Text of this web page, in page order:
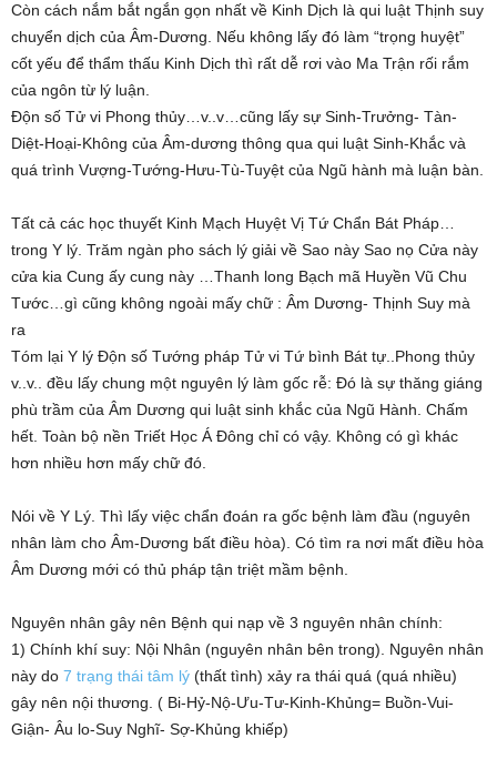
Còn cách nắm bắt ngắn gọn nhất về Kinh Dịch là qui luật Thịnh suy
chuyển dịch của Âm-Dương. Nếu không lấy đó làm “trọng huyệt”
cốt yếu để thẩm thấu Kinh Dịch thì rất dễ rơi vào Ma Trận rối rắm
của ngôn từ lý luận.
Độn số Tử vi Phong thủy…v..v…cũng lấy sự Sinh-Trưởng- Tàn-
Diệt-Hoại-Không của Âm-dương thông qua qui luật Sinh-Khắc và
quá trình Vượng-Tướng-Hưu-Tù-Tuyệt của Ngũ hành mà luận bàn.
Tất cả các học thuyết Kinh Mạch Huyệt Vị Tứ Chẩn Bát Pháp…
trong Y lý. Trăm ngàn pho sách lý giải về Sao này Sao nọ Cửa này
cửa kia Cung ấy cung này …Thanh long Bạch mã Huyền Vũ Chu
Tước…gì cũng không ngoài mấy chữ : Âm Dương- Thịnh Suy mà
ra
Tóm lại Y lý Độn số Tướng pháp Tử vi Tứ bình Bát tự..Phong thủy
v..v.. đều lấy chung một nguyên lý làm gốc rễ: Đó là sự thăng giáng
phù trầm của Âm Dương qui luật sinh khắc của Ngũ Hành. Chấm
hết. Toàn bộ nền Triết Học Á Đông chỉ có vậy. Không có gì khác
hơn nhiều hơn mấy chữ đó.
Nói về Y Lý. Thì lấy việc chẩn đoán ra gốc bệnh làm đầu (nguyên
nhân làm cho Âm-Dương bất điều hòa). Có tìm ra nơi mất điều hòa
Âm Dương mới có thủ pháp tận triệt mầm bệnh.
Nguyên nhân gây nên Bệnh qui nạp về 3 nguyên nhân chính:
1) Chính khí suy: Nội Nhân (nguyên nhân bên trong). Nguyên nhân
này do 7 trạng thái tâm lý (thất tình) xảy ra thái quá (quá nhiều)
gây nên nội thương. ( Bi-Hỷ-Nộ-Ưu-Tư-Kinh-Khủng= Buồn-Vui-
Giận- Âu lo-Suy Nghĩ- Sợ-Khủng khiếp)